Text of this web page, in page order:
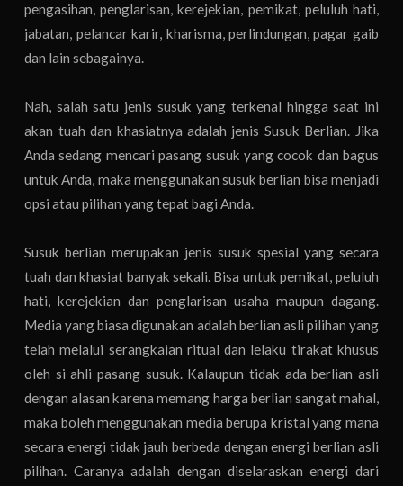
pengasihan, penglarisan, kerejekian, pemikat, peluluh hati,
jabatan, pelancar karir, kharisma, perlindungan, pagar gaib
dan lain sebagainya.
Nah, salah satu jenis susuk yang terkenal hingga saat ini
akan tuah dan khasiatnya adalah jenis Susuk Berlian. Jika
Anda sedang mencari pasang susuk yang cocok dan bagus
untuk Anda, maka menggunakan susuk berlian bisa menjadi
opsi atau pilihan yang tepat bagi Anda.
Susuk berlian merupakan jenis susuk spesial yang secara
tuah dan khasiat banyak sekali. Bisa untuk pemikat, peluluh
hati, kerejekian dan penglarisan usaha maupun dagang.
Media yang biasa digunakan adalah berlian asli pilihan yang
telah melalui serangkaian ritual dan lelaku tirakat khusus
oleh si ahli pasang susuk. Kalaupun tidak ada berlian asli
dengan alasan karena memang harga berlian sangat mahal,
maka boleh menggunakan media berupa kristal yang mana
secara energi tidak jauh berbeda dengan energi berlian asli
pilihan. Caranya adalah dengan diselaraskan energi dari